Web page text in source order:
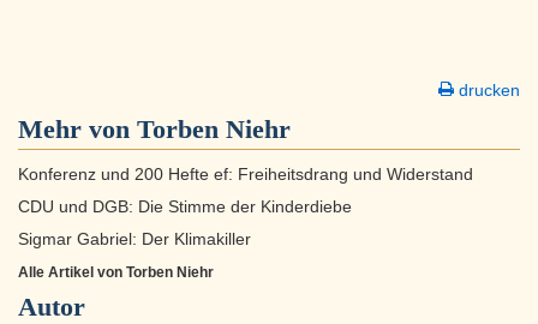
drucken
Mehr von Torben Niehr
Konferenz und 200 Hefte ef: Freiheitsdrang und Widerstand
CDU und DGB: Die Stimme der Kinderdiebe
Sigmar Gabriel: Der Klimakiller
Alle Artikel von Torben Niehr
Autor